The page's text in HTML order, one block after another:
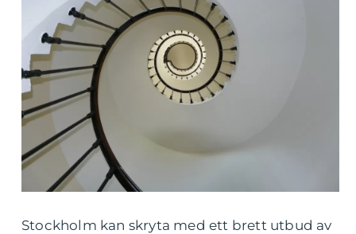
Stockholm kan skryta med ett brett utbud av